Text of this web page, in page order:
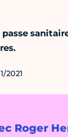
Roger
2021